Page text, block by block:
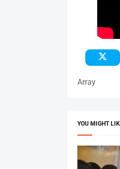
Array
YOU MIGHT